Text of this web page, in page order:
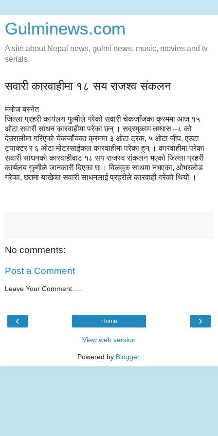
Gulminews.com
A site about Nepal news, gulmi news, music, movies and tv
serials.
सवारी कारवाहीमा १८ सय राजश्व संकलन
मनोज बस्नेत
जिल्ला प्रहरी कार्यलय गुल्मीले गरेको सवारी चेकजाँजका क्रममा आज १५
ओटा सवारी साधन कारवाहीमा परेका छन् । सदरमुकाम तम्घास –८ को
देउरालीमा गरिएको चेकजाँचका क्रममा ३ ओटा ट्रक, ५ ओटा जीप, एउटा
ट्याक्टर र ६ ओटा मोटरसाईकल कारवाहीमा परेका हुन् । कारवाहीमा परेका
सवारी साधनको कारवाहीवाट १८ सय राजस्व संकलन भएको जिल्ला प्रहरी
कार्यलय गुल्मीले जानकारी दिएका छ । विलवुक साथमा नभएका, ओभरलोड
गरेका, छतमा याखेका सवारी साधनलाई प्रहरीले कारवाही गरेको थियो ।
No comments:
Post a Comment
Leave Your Comment.....
‹ ›
Home
View web version
Powered by Blogger.